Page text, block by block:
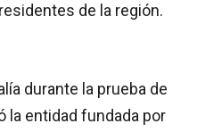
de la región.
durante la prueba de
la entidad fundada por